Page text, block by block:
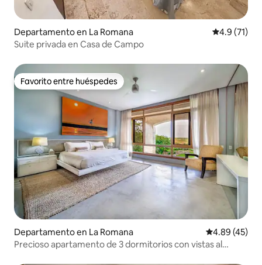
Departamento en La Romana Calificación
4.9 (71)
Suite privada en Casa de Campo
Favorito entre huéspedes
Favorito entre huéspedes
Departamento en La Romana Calificación
4.89 (45)
Precioso apartamento de 3 dormitorios con vistas al